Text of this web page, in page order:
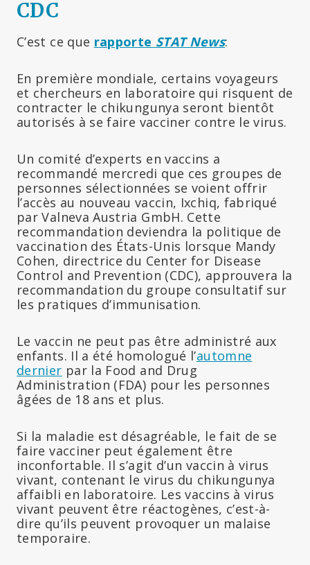
CDC
C’est ce que rapporte STAT News:
En première mondiale, certains voyageurs
et chercheurs en laboratoire qui risquent de
contracter le chikungunya seront bientôt
autorisés à se faire vacciner contre le virus.
Un comité d’experts en vaccins a
recommandé mercredi que ces groupes de
personnes sélectionnées se voient offrir
l’accès au nouveau vaccin, Ixchiq, fabriqué
par Valneva Austria GmbH. Cette
recommandation deviendra la politique de
vaccination des États-Unis lorsque Mandy
Cohen, directrice du Center for Disease
Control and Prevention (CDC), approuvera la
recommandation du groupe consultatif sur
les pratiques d’immunisation.
Le vaccin ne peut pas être administré aux
enfants. Il a été homologué l’automne
dernier par la Food and Drug
Administration (FDA) pour les personnes
âgées de 18 ans et plus.
Si la maladie est désagréable, le fait de se
faire vacciner peut également être
inconfortable. Il s’agit d’un vaccin à virus
vivant, contenant le virus du chikungunya
affaibli en laboratoire. Les vaccins à virus
vivant peuvent être réactogènes, c’est-à-
dire qu’ils peuvent provoquer un malaise
temporaire.